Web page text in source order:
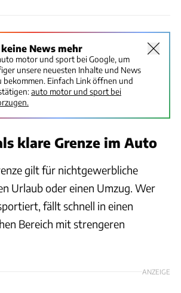
News mehr
motor und sport bei Google, um
unsere neuesten Inhalte und News
bekommen. Einfach Link öffnen und
auto motor und sport bei
klare Grenze im Auto
gilt für nichtgewerbliche
Urlaub oder einen Umzug. Wer
fällt schnell in einen
Bereich mit strengeren
ANZEIGE